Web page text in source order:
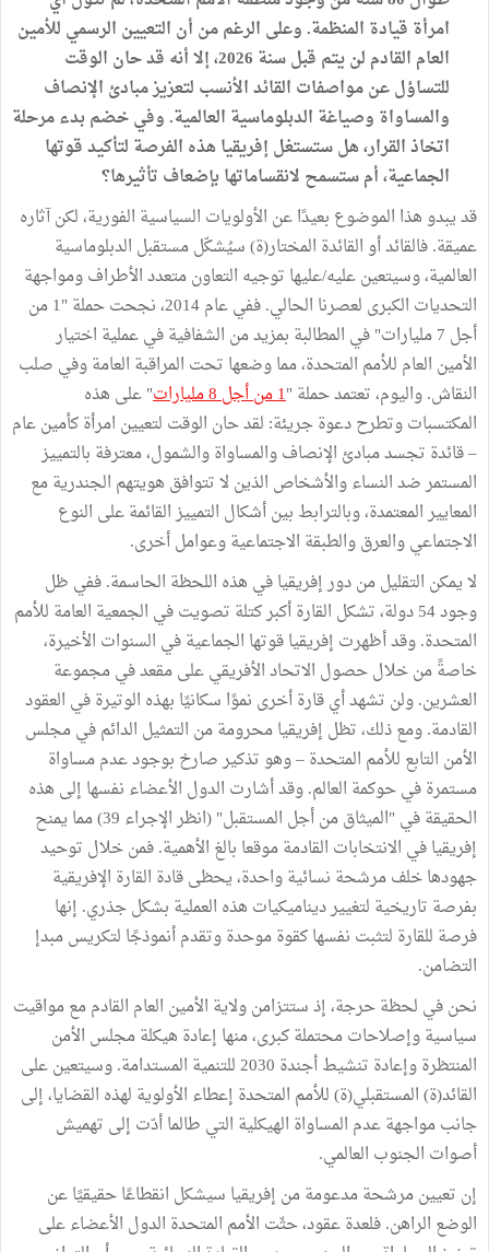
امرأة قيادة المنظمة. وعلى الرغم من أن التعيين الرسمي للأمين
العام القادم لن يتم قبل سنة 2026، إلا أنه قد حان الوقت
للتساؤل عن مواصفات القائد الأنسب لتعزيز مبادئ الإنصاف
والمساواة وصياغة الدبلوماسية العالمية. وفي خضم بدء مرحلة
اتخاذ القرار، هل ستستغل إفريقيا هذه الفرصة لتأكيد قوتها
الجماعية، أم ستسمح لانقساماتها بإضعاف تأثيرها؟
قد يبدو هذا الموضوع بعيدًا عن الأولويات السياسية الفورية، لكن آثاره
عميقة. فالقائد أو القائدة المختار(ة) سيُشكّل مستقبل الدبلوماسية
العالمية، وسيتعين عليه/عليها توجيه التعاون متعدد الأطراف ومواجهة
التحديات الكبرى لعصرنا الحالي. ففي عام 2014، نجحت حملة "1 من
أجل 7 مليارات" في المطالبة بمزيد من الشفافية في عملية اختيار
الأمين العام للأمم المتحدة، مما وضعها تحت المراقبة العامة وفي صلب
النقاش. واليوم، تعتمد حملة "1 من أجل 8 مليارات
" على هذه
المكتسبات وتطرح دعوة جريئة: لقد حان الوقت لتعيين امرأة كأمين عام
– قائدة تجسد مبادئ الإنصاف والمساواة والشمول، معترفة بالتمييز
المستمر ضد النساء والأشخاص الذين لا تتوافق هويتهم الجندرية مع
المعايير المعتمدة، وبالترابط بين أشكال التمييز القائمة على النوع
الاجتماعي والعرق والطبقة الاجتماعية وعوامل أخرى.
لا يمكن التقليل من دور إفريقيا في هذه اللحظة الحاسمة. ففي ظل
وجود 54 دولة، تشكل القارة أكبر كتلة تصويت في الجمعية العامة للأمم
المتحدة. وقد أظهرت إفريقيا قوتها الجماعية في السنوات الأخيرة،
خاصةً من خلال حصول الاتحاد الأفريقي على مقعد في مجموعة
العشرين. ولن تشهد أي قارة أخرى نموًا سكانيًا بهذه الوتيرة في العقود
القادمة. ومع ذلك، تظل إفريقيا محرومة من التمثيل الدائم في مجلس
الأمن التابع للأمم المتحدة – وهو تذكير صارخ بوجود عدم مساواة
مستمرة في حوكمة العالم. وقد أشارت الدول الأعضاء نفسها إلى هذه
الحقيقة في "الميثاق من أجل المستقبل" (انظر الإجراء 39) مما يمنح
إفريقيا في الانتخابات القادمة موقعا بالغ الأهمية. فمن خلال توحيد
جهودها خلف مرشحة نسائية واحدة، يحظى قادة القارة الإفريقية
بفرصة تاريخية لتغيير ديناميكيات هذه العملية بشكل جذري. إنها
فرصة للقارة لتثبت نفسها كقوة موحدة وتقدم أنموذجًا لتكريس مبدإ
التضامن.
نحن في لحظة حرجة، إذ ستتزامن ولاية الأمين العام القادم مع مواقيت
سياسية وإصلاحات محتملة كبرى، منها إعادة هيكلة مجلس الأمن
المنتظرة وإعادة تنشيط أجندة 2030 للتنمية المستدامة. وسيتعين على
القائد(ة) المستقبلي(ة) للأمم المتحدة إعطاء الأولوية لهذه القضايا، إلى
جانب مواجهة عدم المساواة الهيكلية التي طالما أدّت إلى تهميش
أصوات الجنوب العالمي.
إن تعيين مرشحة مدعومة من إفريقيا سيشكل انقطاعًا حقيقيًا عن
الوضع الراهن. فلعدة عقود، حثّت الأمم المتحدة الدول الأعضاء على